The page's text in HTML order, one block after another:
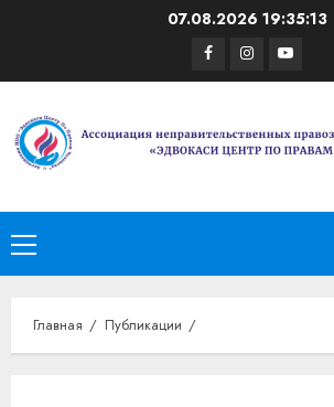
07.08.2026 19:35:13
Facebook
Instagram
Youtube
Основное
меню
Главная Публикации